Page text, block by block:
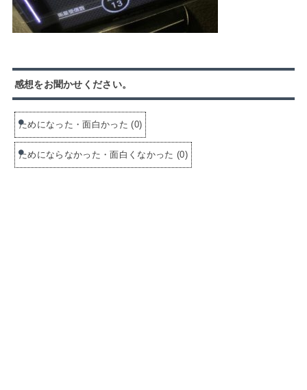
感想をお聞かせください。
ためになった・面白かった (0)
ためにならなかった・面白くなかった (0)